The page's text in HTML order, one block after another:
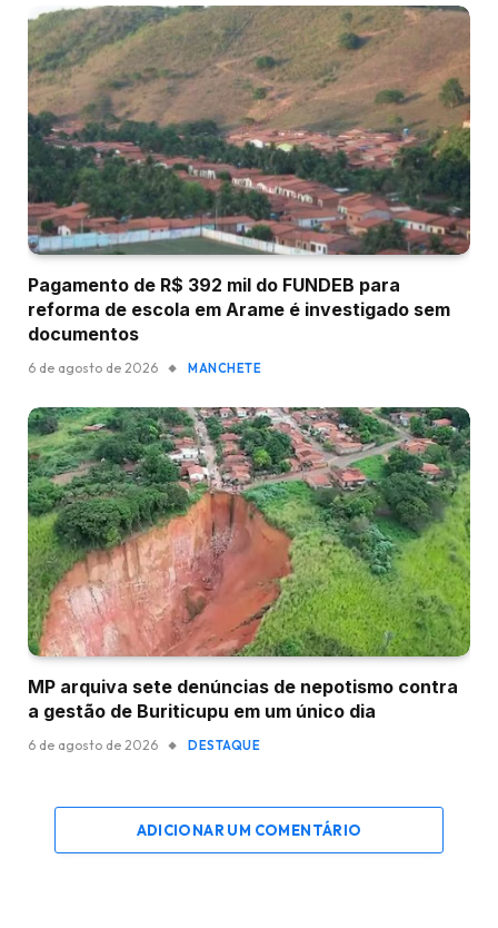
Pagamento de R$ 392 mil do FUNDEB para
reforma de escola em Arame é investigado sem
documentos
6 de agosto de 2026 MANCHETE
MP arquiva sete denúncias de nepotismo contra
a gestão de Buriticupu em um único dia
6 de agosto de 2026 DESTAQUE
ADICIONAR UM COMENTÁRIO